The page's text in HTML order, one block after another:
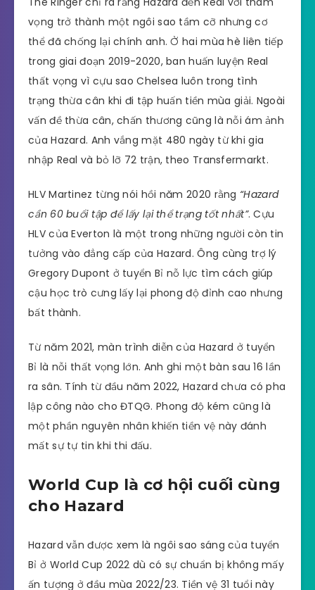
vọng trở thành một ngôi sao tầm cỡ nhưng cơ
thể đã chống lại chính anh. Ở hai mùa hè liên tiếp
trong giai đoạn 2019-2020, ban huấn luyện Real
thất vọng vì cựu sao Chelsea luôn trong tình
trạng thừa cân khi đi tập huấn tiền mùa giải. Ngoài
vấn đề thừa cân, chấn thương cũng là nỗi ám ảnh
của Hazard. Anh vắng mặt 480 ngày từ khi gia
nhập Real và bỏ lỡ 72 trận, theo Transfermarkt.
HLV Martinez từng nói hồi năm 2020 rằng “Hazard
cần 60 buổi tập để lấy lại thể trạng tốt nhất”. Cựu
HLV của Everton là một trong những người còn tin
tưởng vào đẳng cấp của Hazard. Ông cùng trợ lý
Gregory Dupont ở tuyển Bỉ nỗ lực tìm cách giúp
cậu học trò cưng lấy lại phong độ đỉnh cao nhưng
bất thành.
Từ năm 2021, màn trình diễn của Hazard ở tuyển
Bỉ là nỗi thất vọng lớn. Anh ghi một bàn sau 16 lần
ra sân. Tính từ đầu năm 2022, Hazard chưa có pha
lập công nào cho ĐTQG. Phong độ kém cũng là
một phần nguyên nhân khiến tiền vệ này đánh
mất sự tự tin khi thi đấu.
World Cup là cơ hội cuối cùng
cho Hazard
Hazard vẫn được xem là ngôi sao sáng của tuyển
Bỉ ở World Cup 2022 dù có sự chuẩn bị không mấy
ấn tượng ở đầu mùa 2022/23. Tiền vệ 31 tuổi này